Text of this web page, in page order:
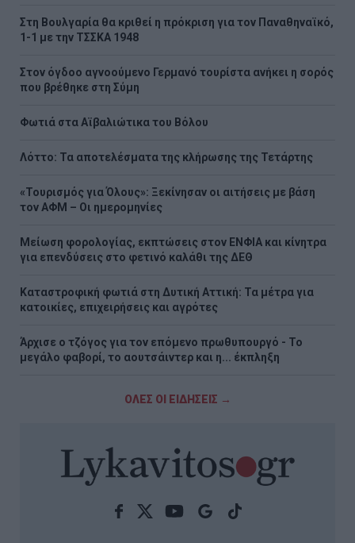
Στη Βουλγαρία θα κριθεί η πρόκριση για τον Παναθηναϊκό,
1-1 με την ΤΣΣΚΑ 1948
Στον όγδοο αγνοούμενο Γερμανό τουρίστα ανήκει η σορός
που βρέθηκε στη Σύμη
Φωτιά στα Αϊβαλιώτικα του Βόλου
Λόττο: Τα αποτελέσματα της κλήρωσης της Τετάρτης
«Τουρισμός για Όλους»: Ξεκίνησαν οι αιτήσεις με βάση
τον ΑΦΜ – Οι ημερομηνίες
Μείωση φορολογίας, εκπτώσεις στον ΕΝΦΙΑ και κίνητρα
για επενδύσεις στο φετινό καλάθι της ΔΕΘ
Καταστροφική φωτιά στη Δυτική Αττική: Τα μέτρα για
κατοικίες, επιχειρήσεις και αγρότες
Άρχισε ο τζόγος για τον επόμενο πρωθυπουργό - Το
μεγάλο φαβορί, το αουτσάιντερ και η... έκπληξη
ΟΛΕΣ ΟΙ ΕΙΔΗΣΕΙΣ →